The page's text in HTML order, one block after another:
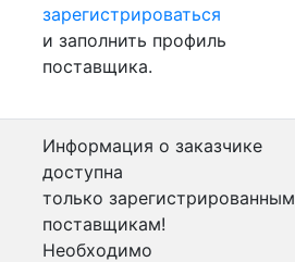
зарегистрироваться
и заполнить профиль
поставщика.
Информация о заказчике
доступна
только зарегистрированным
поставщикам!
Необходимо